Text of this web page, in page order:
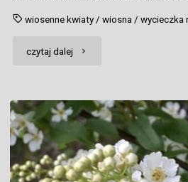
wiosenne kwiaty/ wiosna / wycieczka
czytaj dalej "Rower
życie
wiosnę"